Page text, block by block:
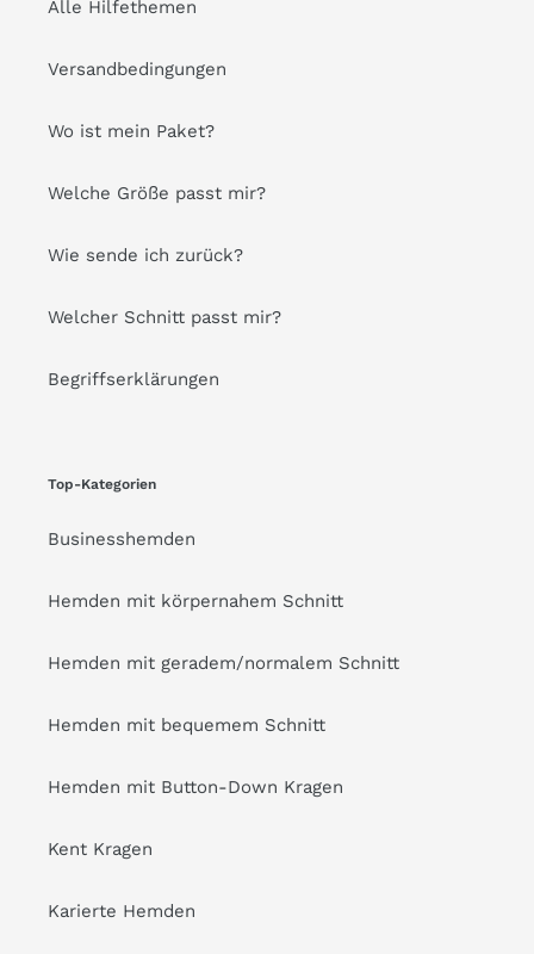
Alle Hilfethemen
Versandbedingungen
Wo ist mein Paket?
Welche Größe passt mir?
Wie sende ich zurück?
Welcher Schnitt passt mir?
Begriffserklärungen
Top-Kategorien
Businesshemden
Hemden mit körpernahem Schnitt
Hemden mit geradem/normalem Schnitt
Hemden mit bequemem Schnitt
Hemden mit Button-Down Kragen
Kent Kragen
Karierte Hemden